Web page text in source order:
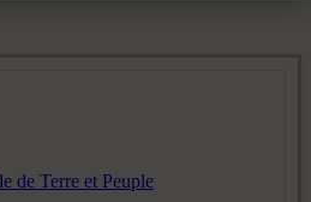
de Terre et Peuple